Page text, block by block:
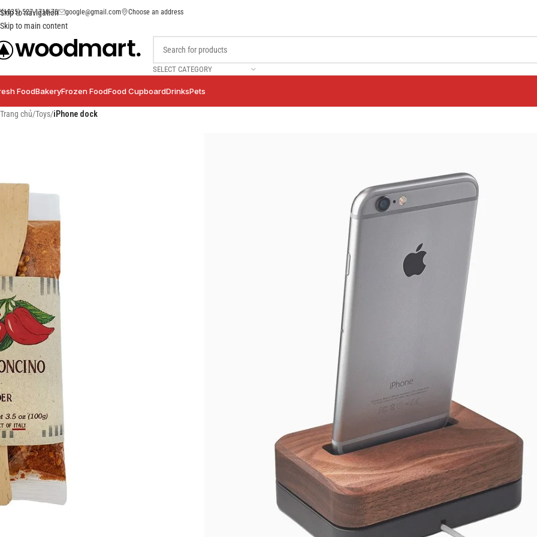
Skip to navigation
Skip to main content
(+035) 527-1710-70 google@gmail.com Choose an address
SELECT CATEGORY
FoodBakeryFrozen FoodFood CupboardDrinksPets
Hidden sidebar
HOT
No page heading
Small categories menu
Products list view
With background
Category description
Header overlap
Trang chủ/Toys/iPhone dock